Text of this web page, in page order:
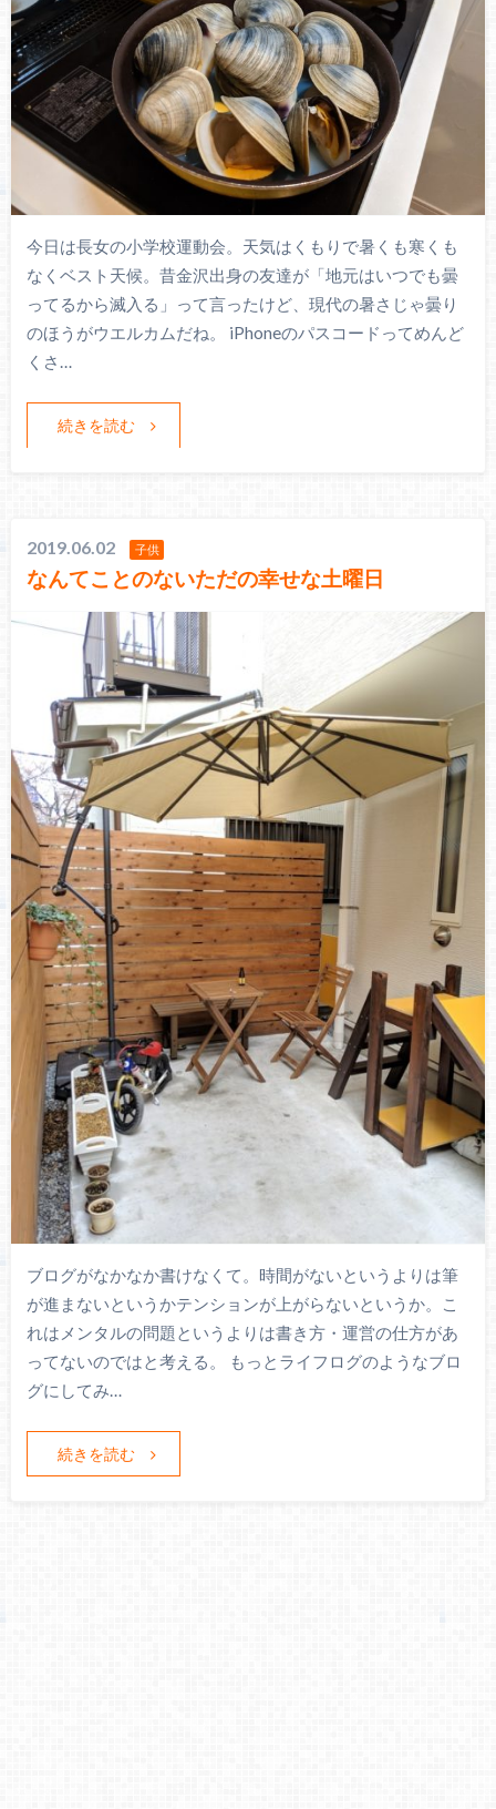
今日は長女の小学校運動会。天気はくもりで暑くも寒くも
なくベスト天候。昔金沢出身の友達が「地元はいつでも曇
ってるから滅入る」って言ったけど、現代の暑さじゃ曇り
のほうがウエルカムだね。 iPhoneのパスコードってめんど
くさ…
続きを読む
2019.06.02 子供
なんてことのないただの幸せな土曜日
ブログがなかなか書けなくて。時間がないというよりは筆
が進まないというかテンションが上がらないというか。こ
れはメンタルの問題というよりは書き方・運営の仕方があ
ってないのではと考える。 もっとライフログのようなブロ
グにしてみ…
続きを読む